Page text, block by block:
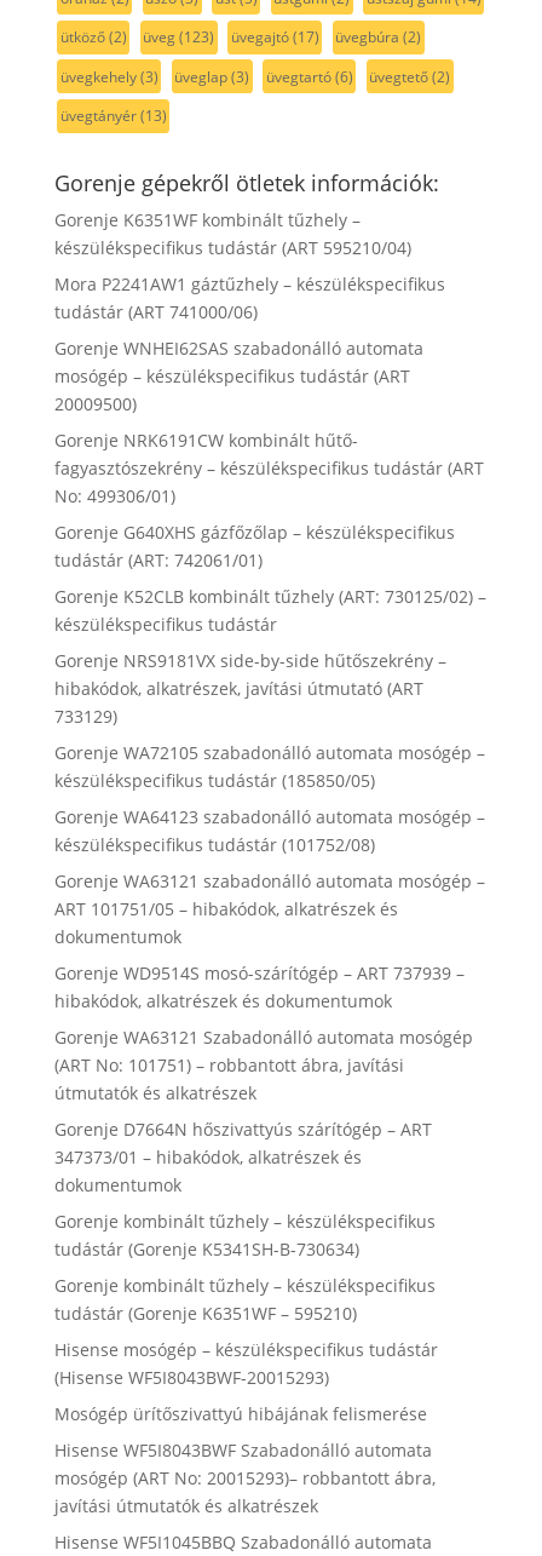
ütköző(2) üveg(123) üvegajtó(17) üvegbúra (2)
üvegkehely(3) üveglap(3) üvegtartó(6) üvegtető(2)
üvegtányér(13)
Gorenje gépekről ötletek információk:
Gorenje K6351WF kombinált tűzhely –
készülékspecifikus tudástár (ART 595210/04)
Mora P2241AW1 gáztűzhely – készülékspecifikus
tudástár (ART 741000/06)
Gorenje WNHEI62SAS szabadonálló automata
mosógép – készülékspecifikus tudástár (ART
20009500)
Gorenje NRK6191CW kombinált hűtő-
fagyasztószekrény – készülékspecifikus tudástár (ART
No: 499306/01)
Gorenje G640XHS gázfőzőlap – készülékspecifikus
tudástár (ART: 742061/01)
Gorenje K52CLB kombinált tűzhely (ART: 730125/02) –
készülékspecifikus tudástár
Gorenje NRS9181VX side-by-side hűtőszekrény –
hibakódok, alkatrészek, javítási útmutató (ART
733129)
Gorenje WA72105 szabadonálló automata mosógép –
készülékspecifikus tudástár (185850/05)
Gorenje WA64123 szabadonálló automata mosógép –
készülékspecifikus tudástár (101752/08)
Gorenje WA63121 szabadonálló automata mosógép –
ART 101751/05 – hibakódok, alkatrészek és
dokumentumok
Gorenje WD9514S mosó-szárítógép – ART 737939 –
hibakódok, alkatrészek és dokumentumok
Gorenje WA63121 Szabadonálló automata mosógép
(ART No: 101751) – robbantott ábra, javítási
útmutatók és alkatrészek
Gorenje D7664N hőszivattyús szárítógép – ART
347373/01 – hibakódok, alkatrészek és
dokumentumok
Gorenje kombinált tűzhely – készülékspecifikus
tudástár (Gorenje K5341SH-B-730634)
Gorenje kombinált tűzhely – készülékspecifikus
tudástár (Gorenje K6351WF – 595210)
Hisense mosógép – készülékspecifikus tudástár
(Hisense WF5I8043BWF-20015293)
Mosógép ürítőszivattyú hibájának felismerése
Hisense WF5I8043BWF Szabadonálló automata
mosógép (ART No: 20015293)– robbantott ábra,
javítási útmutatók és alkatrészek
Hisense WF5I1045BBQ Szabadonálló automata